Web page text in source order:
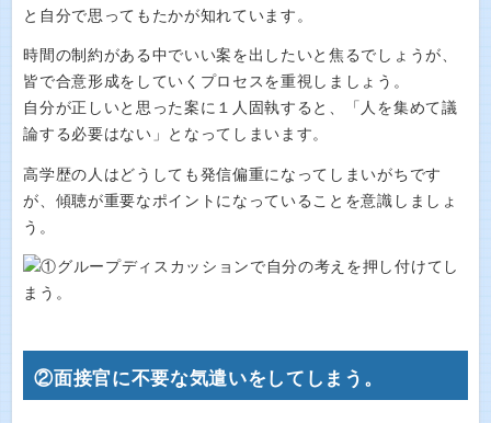
と自分で思ってもたかが知れています。
時間の制約がある中でいい案を出したいと焦るでしょうが、
皆で合意形成をしていくプロセスを重視しましょう。
自分が正しいと思った案に１人固執すると、「人を集めて議
論する必要はない」となってしまいます。
高学歴の人はどうしても発信偏重になってしまいがちです
が、傾聴が重要なポイントになっていることを意識しましょ
う。
②面接官に不要な気遣いをしてしまう。